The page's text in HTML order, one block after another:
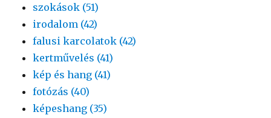
szokások (51)
irodalom (42)
falusi karcolatok (42)
kertművelés (41)
kép és hang (41)
fotózás (40)
képeshang (35)